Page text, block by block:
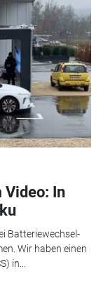
In
Batteriewechsel-
Wir haben einen
in...